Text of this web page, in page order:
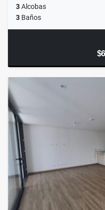
3Alcobas
3 Baños